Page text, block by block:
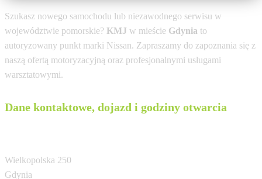
Szukasz nowego samochodu lub niezawodnego serwisu w
województwie pomorskie? KMJ w mieście Gdynia to
autoryzowany punkt marki Nissan. Zapraszamy do zapoznania się z
naszą ofertą motoryzacyjną oraz profesjonalnymi usługami
warsztatowymi.
Dane kontaktowe, dojazd i godziny otwarcia
Wielkopolska 250
Gdynia